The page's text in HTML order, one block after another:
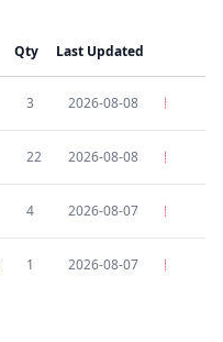
Qty Last Updated
3 2026-08-08
22 2026-08-08
4 2026-08-07
1 2026-08-07